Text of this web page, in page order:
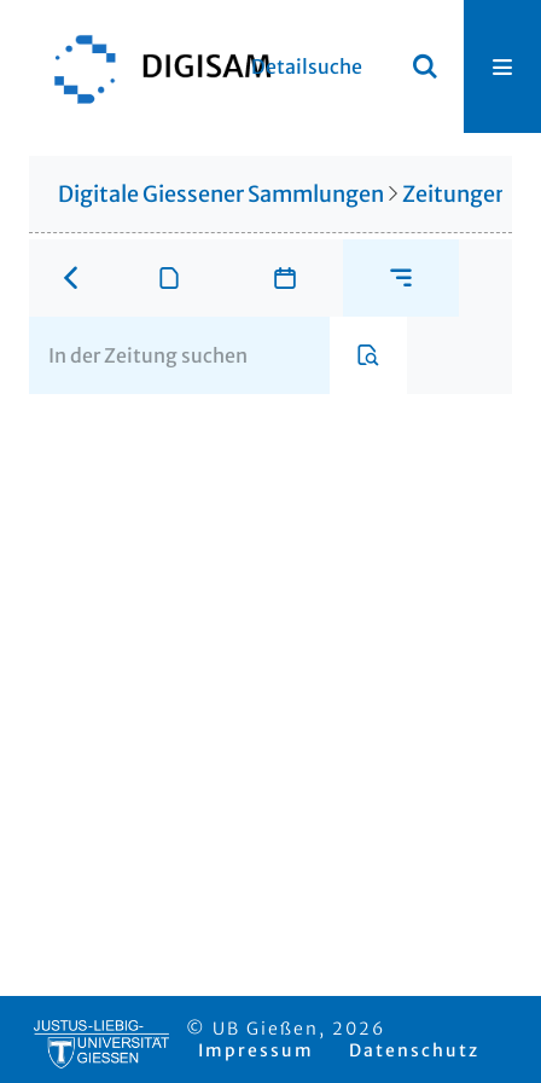
Detailsuche
Digitale Giessener Sammlungen Zeitungen
© UB Gießen, 2026
Impressum
Datenschutz